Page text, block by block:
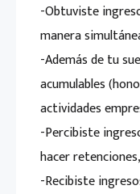
-Obtuviste
manera
-Además de tu
acumulables
actividades
-Percibiste
hacer
-Recibiste